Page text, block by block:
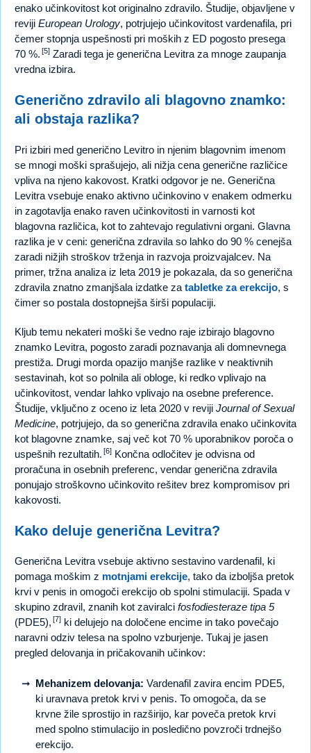
enako učinkovitost kot originalno zdravilo. Študije, objavljene v
reviji European Urology, potrjujejo učinkovitost vardenafila, pri
čemer stopnja uspešnosti pri moških z ED pogosto presega
70 %. [5] Zaradi tega je generična Levitra za mnoge zaupanja
vredna izbira.
Generično zdravilo ali blagovno znamko:
ali obstaja razlika?
Pri izbiri med generično Levitro in njenim blagovnim imenom
se mnogi moški sprašujejo, ali nižja cena generične različice
vpliva na njeno kakovost. Kratki odgovor je ne. Generična
Levitra vsebuje enako aktivno učinkovino v enakem odmerku
in zagotavlja enako raven učinkovitosti in varnosti kot
blagovna različica, kot to zahtevajo regulativni organi. Glavna
razlika je v ceni: generična zdravila so lahko do 90 % cenejša
zaradi nižjih stroškov trženja in razvoja proizvajalcev. Na
primer, tržna analiza iz leta 2019 je pokazala, da so generična
zdravila znatno zmanjšala izdatke za tabletke za erekcijo, s
čimer so postala dostopnejša širši populaciji.
Kljub temu nekateri moški še vedno raje izbirajo blagovno
znamko Levitra, pogosto zaradi poznavanja ali domnevnega
prestiža. Drugi morda opazijo manjše razlike v neaktivnih
sestavinah, kot so polnila ali obloge, ki redko vplivajo na
učinkovitost, vendar lahko vplivajo na osebne preference.
Študije, vključno z oceno iz leta 2020 v reviji Journal of Sexual
Medicine, potrjujejo, da so generična zdravila enako učinkovita
kot blagovne znamke, saj več kot 70 % uporabnikov poroča o
uspešnih rezultatih. [6] Končna odločitev je odvisna od
proračuna in osebnih preferenc, vendar generična zdravila
ponujajo stroškovno učinkovito rešitev brez kompromisov pri
kakovosti.
Kako deluje generična Levitra?
Generična Levitra vsebuje aktivno sestavino vardenafil, ki
pomaga moškim z motnjami erekcije, tako da izboljša pretok
krvi v penis in omogoči erekcijo ob spolni stimulaciji. Spada v
skupino zdravil, znanih kot zaviralci fosfodiesteraze tipa 5
(PDE5), [7] ki delujejo na določene encime in tako povečajo
naravni odziv telesa na spolno vzburjenje. Tukaj je jasen
pregled delovanja in pričakovanih učinkov:
Mehanizem delovanja: Vardenafil zavira encim PDE5,
ki uravnava pretok krvi v penis. To omogoča, da se
krvne žile sprostijo in razširijo, kar poveča pretok krvi
med spolno stimulacijo in posledično povzroči trdnejšo
erekcijo.